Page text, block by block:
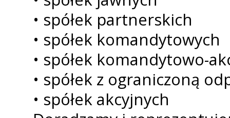
• spółek partnerskich
• spółek komandytowych
• spółek komandytowo-
• spółek z ograniczoną
• spółek akcyjnych